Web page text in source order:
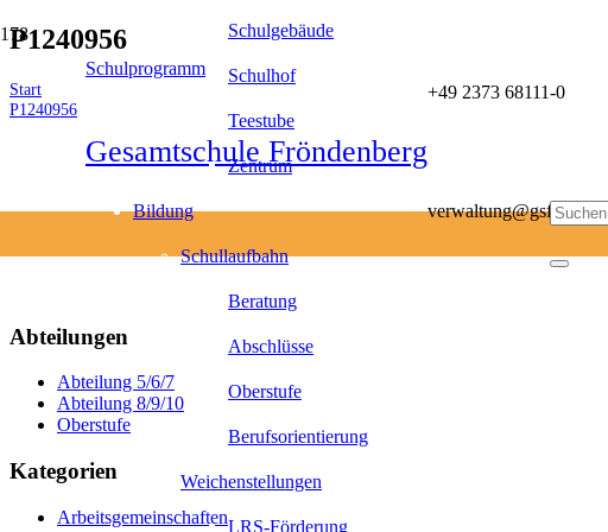
Schulprogramm
Gesamtschule Fröndenberg
+49 2373 68111-0
verwaltung@gsf-mail.de
Schulgebäude
Schulhof
Teestube
Zentrum
Bildung
Schullaufbahn
Beratung
Abschlüsse
Oberstufe
Berufsorientierung
Weichenstellungen
LRS-Förderung
P1240956
Start
P1240956
Abteilungen
Abteilung 5/6/7
Abteilung 8/9/10
Oberstufe
Kategorien
Arbeitsgemeinschaften